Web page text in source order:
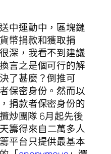
中運動中，區塊鏈
幣捐款和獲取捐
深，我看不到建議
言之是個可行的解
了甚麼？倒推可
保密身份。然而以
捐款者保密身份的
炒團隊 6月起先後
籌得來自二萬多人
平台只提供最基本